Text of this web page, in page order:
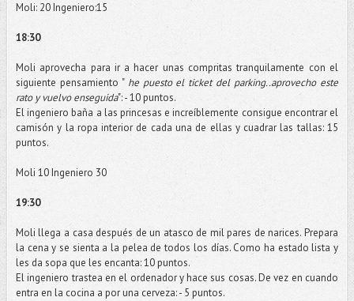
Moli: 20 Ingeniero:15
18:30
Moli aprovecha para ir a hacer unascompritas tranquilamente con el
siguiente pensamiento " he puesto el ticketdel parking..aprovecho este
rato y vuelvo enseguida": - 10 puntos.
El ingeniero baña a las princesas eincreíblemente consigue encontrar el
camisón y la ropa interior de cada una de ellas y cuadrar las tallas: 15
puntos.
Moli 10 Ingeniero 30
19:30
Moli llega a casa después de un atasco de mil pares de narices. Prepara
la cena y se sienta a la pelea de todos los días. Como ha estado lista y
les da sopa que les encanta: 10 puntos.
El ingeniero trastea en el ordenador y hace sus cosas. De vez en cuando
entra en la cocina a por una cerveza: - 5 puntos.